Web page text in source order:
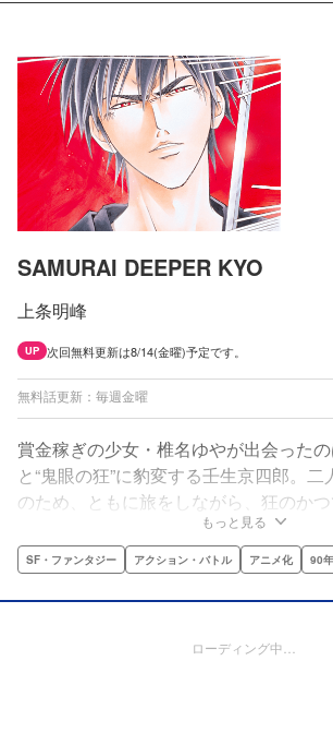
SAMURAI DEEPER KYO
上条明峰
UP 次回無料更新は8/14(金曜)予定です。
無料話更新：毎週金曜
賞金稼ぎの少女・椎名ゆやが出会った
と“鬼眼の狂”に豹変する壬生京四郎。
のため、ともに旅をしながら、狂のか
会いや、強敵との戦いを経て絆を深めて
もっと見る
SF・ファンタジー アクション・バトル アニメ化 90
ローディング中…